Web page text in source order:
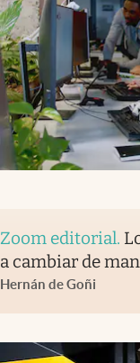
Zoom editorial.
a cambiar de
Hernán de Goñi